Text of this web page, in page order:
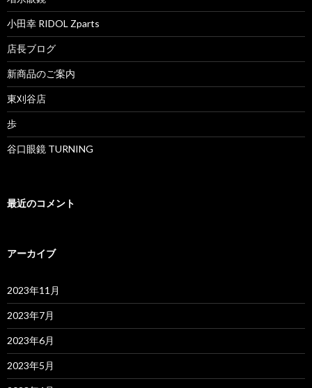
小田幸 RIDOL Zparts
店長ブログ
新商品のご案内
東刈谷店
歩
谷口眼鏡 TURNING
最近のコメント
アーカイブ
2023年11月
2023年7月
2023年6月
2023年5月